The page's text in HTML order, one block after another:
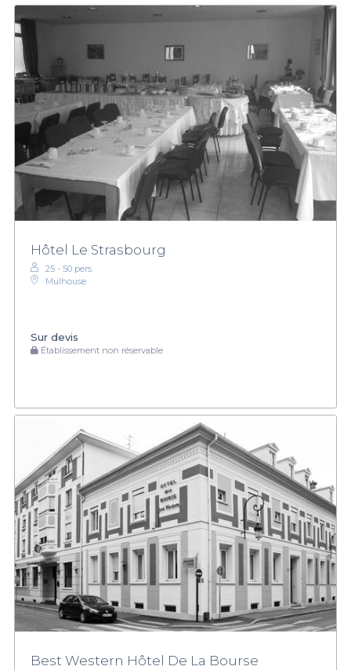
Hôtel Le Strasbourg
25 - 50 pers.
Mulhouse
Sur devis
Établissement non réservable
Best Western Hôtel De La Bourse